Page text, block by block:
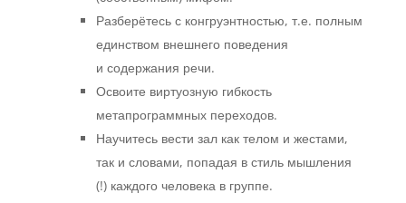
Разберётесь с конгруэнтностью, т.е. полным
единством внешнего поведения
и содержания речи.
Освоите виртуозную гибкость
метапрограммных переходов.
Научитесь вести зал как телом и жестами,
так и словами, попадая в стиль мышления
(!) каждого человека в группе.